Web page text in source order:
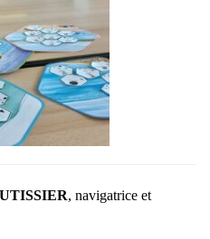
, navigatrice et